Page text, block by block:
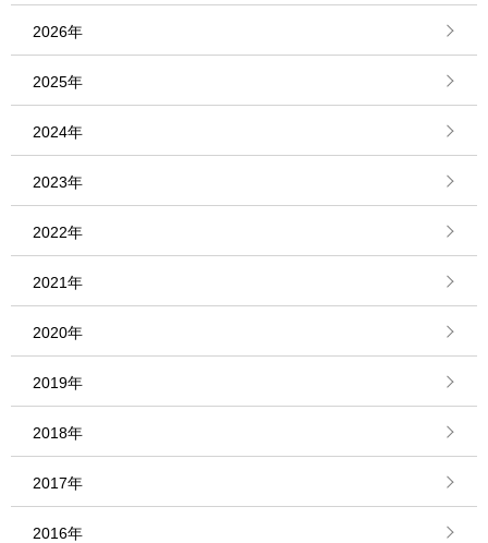
2026年
2025年
2024年
2023年
2022年
2021年
2020年
2019年
2018年
2017年
2016年